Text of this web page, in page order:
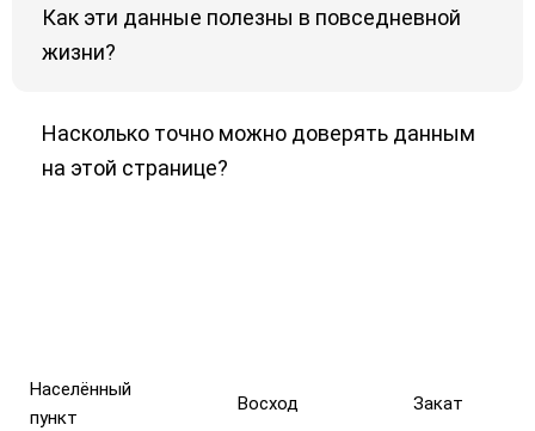
Как эти данные полезны в повседневной
жизни?
Насколько точно можно доверять данным
на этой странице?
Населённый
пункт
Восход Закат